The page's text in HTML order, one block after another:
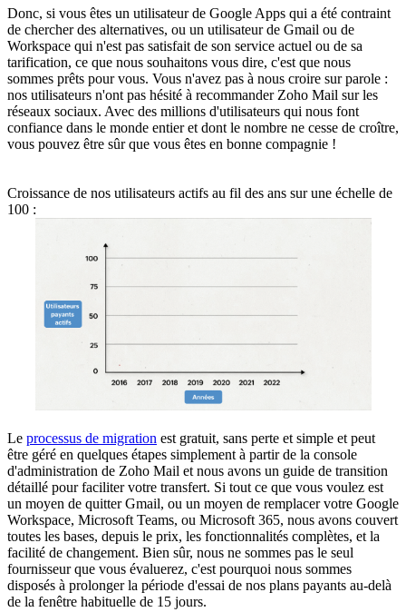
Donc, si vous êtes un utilisateur de Google Apps qui a été contraint
de chercher des alternatives, ou un utilisateur de Gmail ou de
Workspace qui n'est pas satisfait de son service actuel ou de sa
tarification, ce que nous souhaitons vous dire, c'est que nous
sommes prêts pour vous. Vous n'avez pas à nous croire sur parole :
nos utilisateurs n'ont pas hésité à recommander Zoho Mail sur les
réseaux sociaux. Avec des millions d'utilisateurs qui nous font
confiance dans le monde entier et dont le nombre ne cesse de croître,
vous pouvez être sûr que vous êtes en bonne compagnie !
Croissance de nos utilisateurs actifs au fil des ans sur une échelle de
100 :
Le processus de migration est gratuit, sans perte et simple et peut
être géré en quelques étapes simplement à partir de la console
d'administration de Zoho Mail et nous avons un guide de transition
détaillé pour faciliter votre transfert. Si tout ce que vous voulez est
un moyen de quitter Gmail, ou un moyen de remplacer votre Google
Workspace, Microsoft Teams, ou Microsoft 365, nous avons couvert
toutes les bases, depuis le prix, les fonctionnalités complètes, et la
facilité de changement. Bien sûr, nous ne sommes pas le seul
fournisseur que vous évaluerez, c'est pourquoi nous sommes
disposés à prolonger la période d'essai de nos plans payants au-delà
de la fenêtre habituelle de 15 jours.